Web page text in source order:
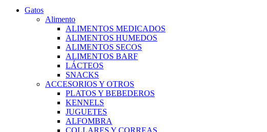
Gatos
Alimento
ALIMENTOS MEDICADOS
ALIMENTOS HUMEDOS
ALIMENTOS SECOS
ALIMENTOS BARF
LÁCTEOS
SNACKS
ACCESORIOS Y OTROS
PLATOS Y BEBEDEROS
KENNELS
JUGUETES
ALFOMBRA